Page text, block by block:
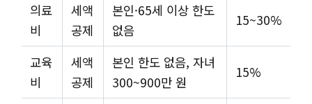
의료
비
세액
공제
본인·65세 이상 한도
없음
15~30%
교육
비
세액
공제
본인 한도 없음, 자녀
300~900만 원
15%